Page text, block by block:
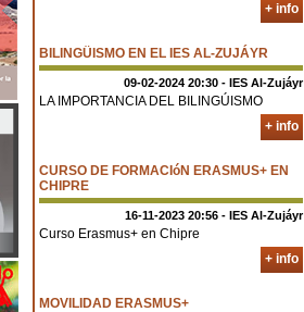
+ info
BILINGÜISMO EN EL IES AL-ZUJÁYR
09-02-2024 20:30 - IES Al-Zujáyr
LA IMPORTANCIA DEL BILINGÚISMO
+ info
CURSO DE FORMACIóN ERASMUS+ EN
CHIPRE
16-11-2023 20:56 - IES Al-Zujáyr
Curso Erasmus+ en Chipre
+ info
MOVILIDAD ERASMUS+